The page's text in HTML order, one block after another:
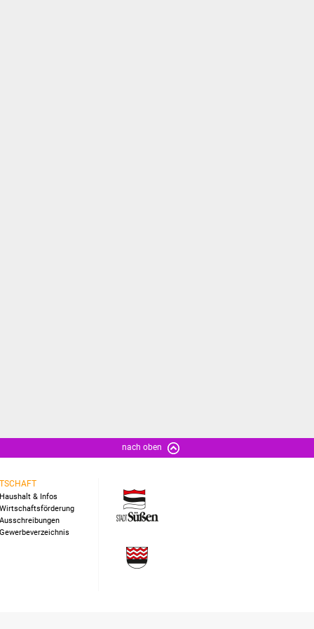
nach oben
Haushalt & Infos
Wirtschaftsförderung
Ausschreibungen
Gewerbeverzeichnis